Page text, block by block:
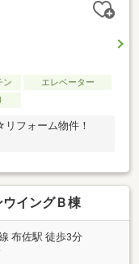
ン
エレベーター
フォーム物件！
イングＢ棟
布佐駅 徒歩3分